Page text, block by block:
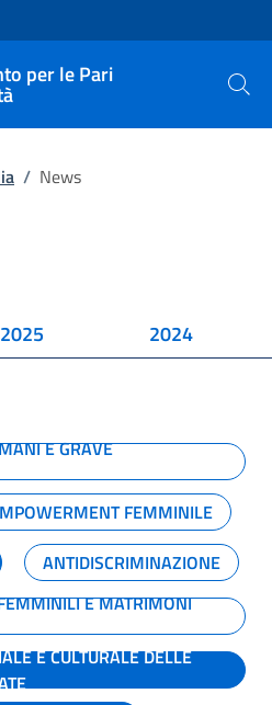
per le Pari
Cerca
/ News
2025 2024
E GRAVE
FEMMINILE
ANTIDISCRIMINAZIONE
E MATRIMONI
E CULTURALE DELLE